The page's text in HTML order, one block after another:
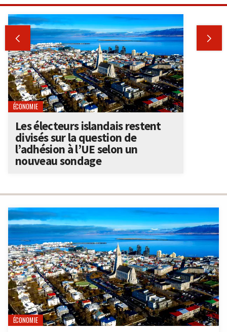
ÉCONOMIE
 
ÉCONOMIE
Les électeurs islandais restent
divisés sur la question de
l’adhésion à l’UE selon un
nouveau sondage